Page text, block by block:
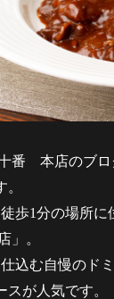
番 本店のブロ
歩1分の場所に
」。
込む自慢のド
が人気です。